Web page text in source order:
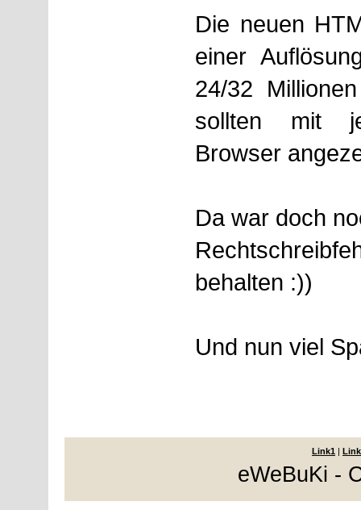
Die neuen
einer
24/32
sollten mit
Browser
Da war doch
behalten :))
Und nun viel
Link1 |
eWeBuKi -